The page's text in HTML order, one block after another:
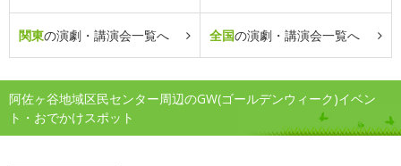
関東の演劇・講演会一覧へ 全国の演劇・講演会一覧へ
阿佐ヶ谷地域区民センター周辺のGW(ゴールデンウィーク)イベン
ト・おでかけスポット